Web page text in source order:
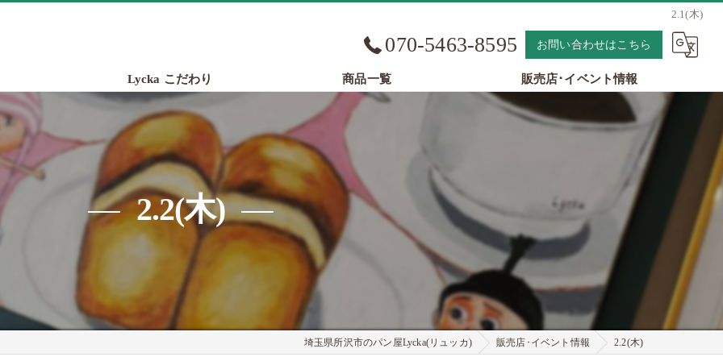
2.1(木)
070-5463-8595 お問い合わせはこちら
Lycka こだわり 商品一覧 販売店･イベント情報
2.2(木)
埼玉県所沢市のパン屋Lycka(リュッカ) 販売店･イベント情報 2.2(木)